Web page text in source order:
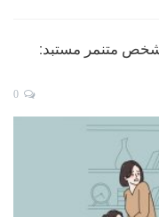
شخص متنمر مستبد: